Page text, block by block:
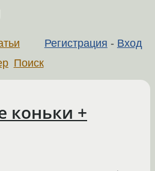
Регистрация - Вход
Поиск
коньки +